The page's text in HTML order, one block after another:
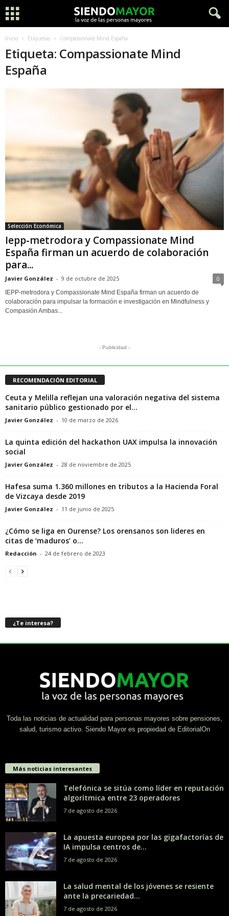
Inicio Etiquetas Compassionate Mind España
Etiqueta: Compassionate Mind
España
Selección Económica
Iepp-metrodora y Compassionate Mind
España firman un acuerdo de colaboración
para...
Javier González - 9 de octubre de 2025 0
IEPP-metrodora y Compassionate Mind España firman un acuerdo de
colaboración para impulsar la formación e investigación en Mindfulness y
Compasión Ambas...
- Publicidad -
RECOMENDACIÓN EDITORIAL
Ceuta y Melilla reflejan una valoración negativa del sistema
sanitario público gestionado por el...
Javier González - 10 de marzo de 2026
La quinta edición del hackathon UAX impulsa la innovación
social
Javier González - 28 de noviembre de 2025
Hafesa suma 1.360 millones en tributos a la Hacienda Foral
de Vizcaya desde 2019
Javier González - 11 de junio de 2025
¿Cómo se liga en Ourense? Los orensanos son lideres en
citas de ‘maduros’ o...
Redacción - 24 de febrero de 2023
¿Te interesa?
Toda las noticias de actualidad para personas mayores sobre pensiones,
salud, turismo activo. Siendo Mayor es propiedad de EditorialOn
Más noticias interesantes
Telefónica se sitúa como líder en reputación
algorítmica entre 23 operadores
7 de agosto de 2026
La apuesta europea por las gigafactorías de
IA impulsa centros de...
7 de agosto de 2026
La salud mental de los jóvenes se resiente
ante la precariedad...
7 de agosto de 2026